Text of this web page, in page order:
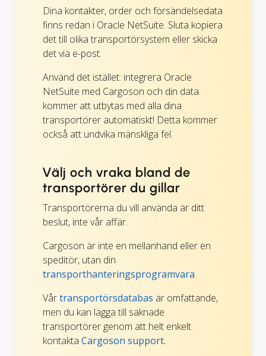
Dina kontakter, order och försändelsedata
finns redan i Oracle NetSuite. Sluta kopiera
det till olika transportörsystem eller skicka
det via e-post.
Använd det istället: integrera Oracle
NetSuite med Cargoson och din data
kommer att utbytas med alla dina
transportörer automatiskt! Detta kommer
också att undvika mänskliga fel.
Välj och vraka bland de
transportörer du gillar
Transportörerna du vill använda är ditt
beslut, inte vår affär.
Cargoson är inte en mellanhand eller en
speditör, utan din
transporthanteringsprogramvara.
Vårtransportörsdatabas är omfattande,
men du kan lägga till saknade
transportörer genom att helt enkelt
kontakta Cargoson support.